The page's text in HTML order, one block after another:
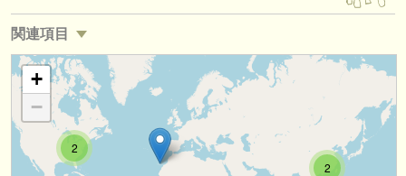
求人情報 (管理者関連の職)
degree courses
講習会
コンクール
関連項目
求人情報 (教育関連の職): ハープ (1)
講習会: ハープ
degree courses: ハープ (9)
2
2
+
−